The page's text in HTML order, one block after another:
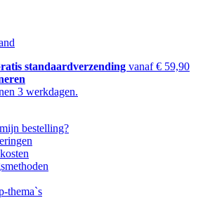
standaardverzending vanaf € 59,90
3 werkdagen.
bestelling?
thema`s